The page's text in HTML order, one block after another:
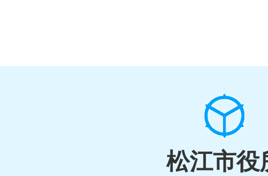
松江市役